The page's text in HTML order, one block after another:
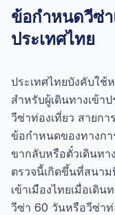
ข้อกำหนดวีซ่
ประเทศไทย
ประเทศไทยบังคับใช้
สำหรับผู้เดินทางเข้า
วีซ่าท่องเที่ยว สายก
ข้อกำหนดของทางกา
ขากลับหรือตั๋วเดินท
ตรวจนี้เกิดขึ้นที่สนา
เข้าเมืองไทยเมื่อเดิน
วีซ่า 60 วันหรือวีซ่า